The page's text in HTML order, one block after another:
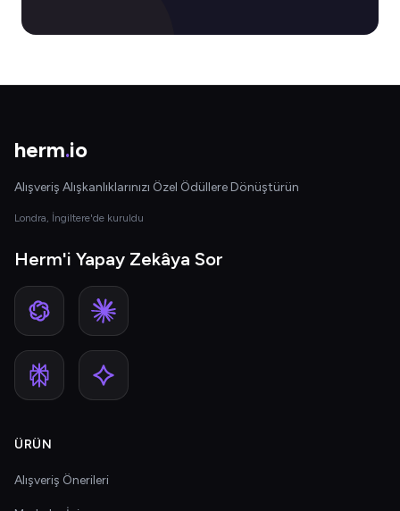
herm.io
Alışveriş Alışkanlıklarınızı Özel Ödüllere Dönüştürün
Londra, İngiltere'de kuruldu
Herm'i Yapay Zekâya Sor
ÜRÜN
Alışveriş Önerileri